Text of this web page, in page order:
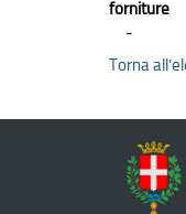
forniture
-
Torna